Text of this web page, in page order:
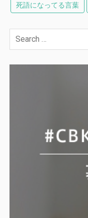
死語になってる言葉